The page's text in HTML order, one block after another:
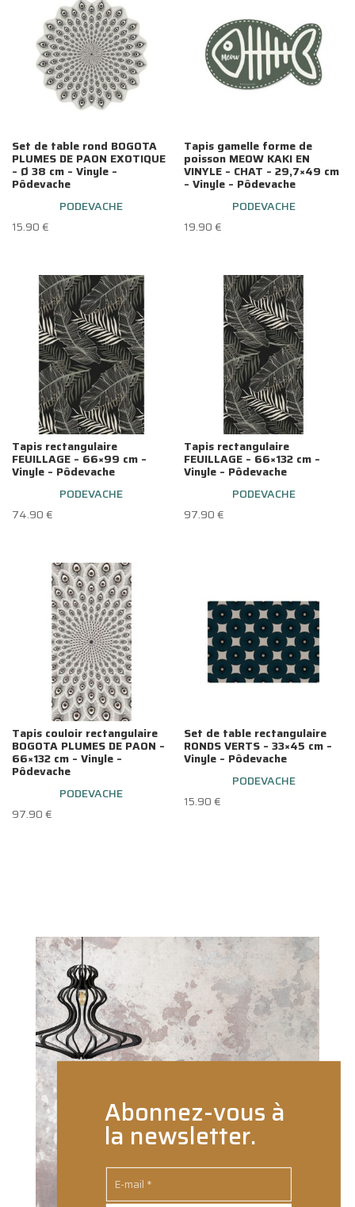
Set de table rond BOGOTA
PLUMES DE PAON EXOTIQUE
– Ø 38 cm – Vinyle –
Pôdevache
PODEVACHE
15.90€
Tapis gamelle forme de
poisson MEOW KAKI EN
VINYLE – CHAT – 29,7×49 cm
– Vinyle – Pôdevache
PODEVACHE
19.90€
Tapis rectangulaire
FEUILLAGE – 66×99 cm –
Vinyle – Pôdevache
PODEVACHE
74.90€
Tapis rectangulaire
FEUILLAGE – 66×132 cm –
Vinyle – Pôdevache
PODEVACHE
97.90€
Tapis couloir rectangulaire
BOGOTA PLUMES DE PAON –
66×132 cm – Vinyle –
Pôdevache
PODEVACHE
97.90€
Set de table rectangulaire
RONDS VERTS – 33×45 cm –
Vinyle – Pôdevache
PODEVACHE
15.90€
Abonnez-vous à
la newsletter.